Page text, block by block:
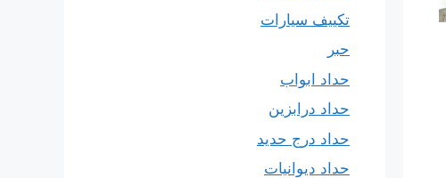
تكييف سيارات
حبر
حداد ابواب
حداد درابزين
حداد درج حديد
حداد ديوانيات